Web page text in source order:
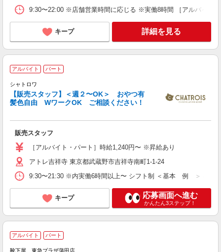
9:30〜22:00 ※店舗営業時間に応じる ※実働8時間 ［アルバイト
キープ 詳細を見る
アルバイト パート
シャトロワ
【販売スタッフ】＜週２〜OK＞ おやつ有
髪色自由 WワークOK ご相談ください！
販売スタッフ
［アルバイト・パート］時給1,240円〜 ※昇給あり
アトレ吉祥寺 東京都武蔵野市吉祥寺南町1-1-24
9:30〜21:30 ※内実働6時間以上〜 シフト制 ＜基本 例 ＞ 早番
キープ 応募画面へ進む
かんたん3ステップ！
アルバイト パート
靴下屋 東急プラザ蒲田店